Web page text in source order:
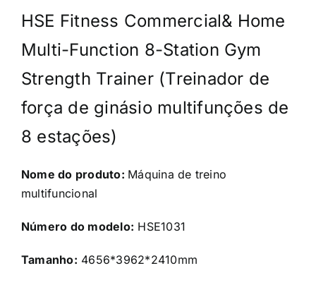
HSE Fitness Commercial& Home
Multi-Function 8-Station Gym
Strength Trainer (Treinador de
força de ginásio multifunções de
8 estações)
Nome do produto: Máquina de treino
multifuncional
Número do modelo: HSE1031
Tamanho: 4656*3962*2410mm